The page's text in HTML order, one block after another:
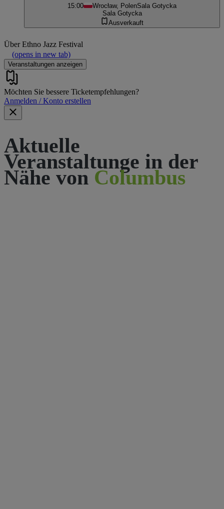
15:00 Wrocław, PolenSala Gotycka
Sala Gotycka
Ausverkauft
ÜberEthno Jazz Festival
(opens in new tab)
Veranstaltungen anzeigen
Möchten Sie bessere Ticketempfehlungen?
Anmelden / Konto erstellen
Aktuelle
Veranstaltunge in der
Nähe von Columbus